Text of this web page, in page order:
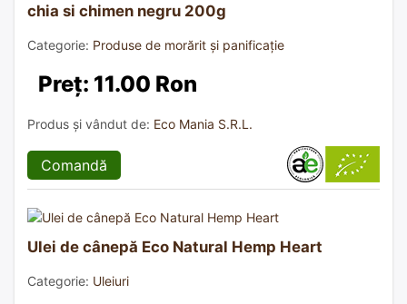
chia si chimen negru 200g
Categorie: Produse de morărit și panificație
Preț: 11.00 Ron
Produs și vândut de: Eco Mania S.R.L.
Comandă
Ulei de cânepă Eco Natural Hemp Heart
Categorie: Uleiuri